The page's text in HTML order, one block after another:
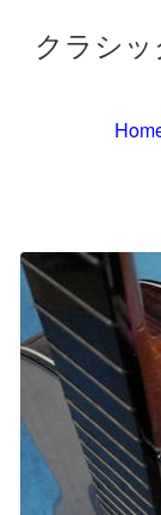
クラシ